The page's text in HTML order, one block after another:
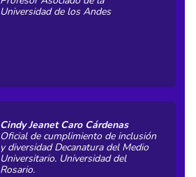
Universidad de los Andes
Cindy Jeanet Caro Cárdenas
Oficial de cumplimiento de inclusión
y diversidad Decanatura del Medio
Universitario. Universidad del
Rosario.